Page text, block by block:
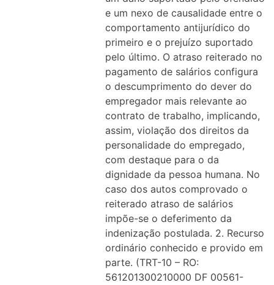
e um nexo de causalidade entre o
comportamento antijurídico do
primeiro e o prejuízo suportado
pelo último. O atraso reiterado no
pagamento de salários configura
o descumprimento do dever do
empregador mais relevante ao
contrato de trabalho, implicando,
assim, violação dos direitos da
personalidade do empregado,
com destaque para o da
dignidade da pessoa humana. No
caso dos autos comprovado o
reiterado atraso de salários
impõe-se o deferimento da
indenização postulada. 2. Recurso
ordinário conhecido e provido em
parte. (TRT-10 – RO:
561201300210000 DF 00561-